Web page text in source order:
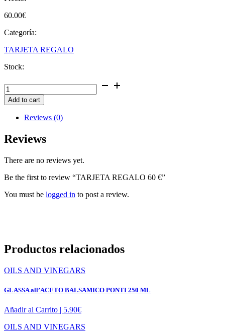
60.00€
Categoría:
TARJETA REGALO
Stock:
TARJETA
REGALO
60
quantity
Add to cart
Reviews (0)
Reviews
There are no reviews yet.
Be the first to review “TARJETA REGALO 60 €”
You must be logged in to post a review.
Productos relacionados
OILS AND VINEGARS
GLASSA all’ACETO BALSAMICO PONTI 250 ML
Añadir al Carrito | 5.90€
OILS AND VINEGARS